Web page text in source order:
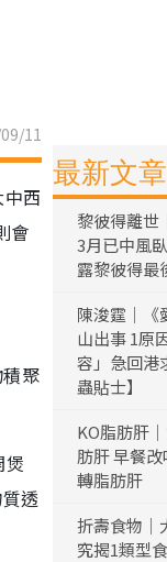
11
西
會
聚
煲
透
最新文章
黎彼得離世
3月已中風
露黎彼得最
陳浚霆｜《
山出事 1原
容」急回港
蟲貼士】
KO脂肪肝
肪肝 早餐
轉脂肪肝
折壽食物｜
究揭1類型